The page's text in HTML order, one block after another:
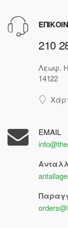
210
Λεωφ.
14122
EMAIL